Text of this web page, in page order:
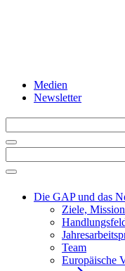
Medien
Newsletter
Die GAP und das
Ziele,
Team
Europäische